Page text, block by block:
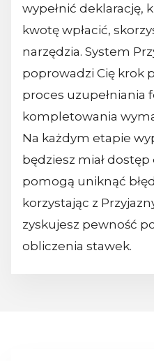
wypełnić deklarację,
kwotę wpłacić,
narzędzia. System
poprowadzi Cię krok
proces uzupełniania
kompletowania
Na każdym etapie
będziesz miał
pomogą uniknąć
korzystając z
zyskujesz pewność
obliczenia stawek.